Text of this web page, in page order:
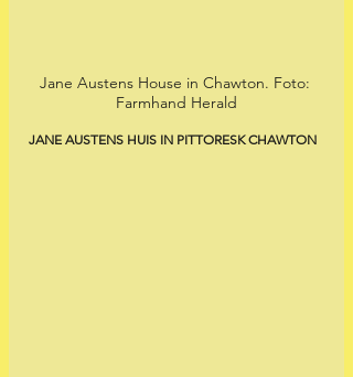
Jane Austens House in Chawton. Foto:
Farmhand Herald
JANE AUSTENS HUIS IN PITTORESK CHAWTON